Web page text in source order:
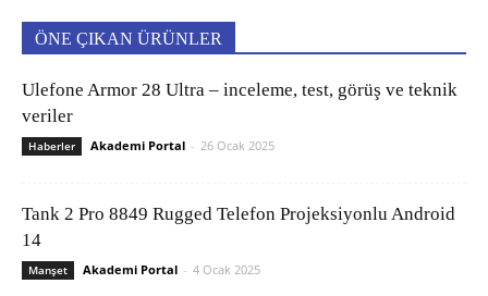
ÖNE ÇIKAN ÜRÜNLER
Ulefone Armor 28 Ultra – inceleme, test, görüş ve teknik
veriler
Haberler Akademi Portal - 26 Ocak 2025
Tank 2 Pro 8849 Rugged Telefon Projeksiyonlu Android
14
Manşet Akademi Portal - 4 Ocak 2025